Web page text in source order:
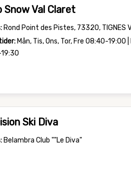
Snow Val Claret
Rond Point des Pistes, 73320, TIGNES
Mån, Tis, Ons, Tor, Fre 08:40-19:00
Ski Diva
Belambra Club ""Le Diva"